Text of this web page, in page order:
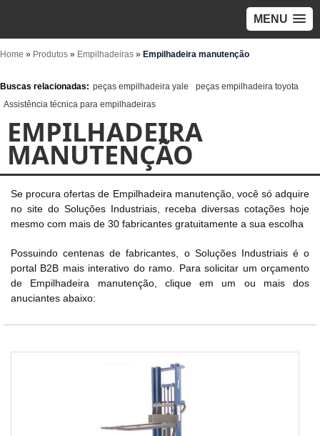
MENU
Home » Produtos » Empilhadeiras » Empilhadeira manutenção
Buscas relacionadas: peças empilhadeira yale
peças empilhadeira toyota
Assistência técnica para empilhadeiras
EMPILHADEIRA
MANUTENÇÃO
Se procura ofertas de Empilhadeira manutenção, você só adquire
no site do Soluções Industriais, receba diversas cotações hoje
mesmo com mais de 30 fabricantes gratuitamente a sua escolha
Possuindo centenas de fabricantes, o Soluções Industriais é o
portal B2B mais interativo do ramo. Para solicitar um orçamento
de Empilhadeira manutenção, clique em um ou mais dos
anuciantes abaixo: